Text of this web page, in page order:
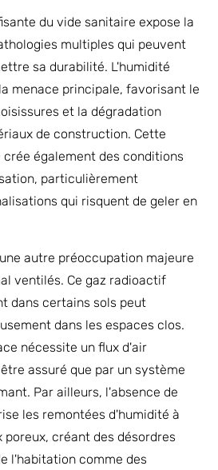
du vide sanitaire expose la
multiples qui peuvent
sa durabilité. L'humidité
menace principale, favorisant le
et la dégradation
de construction. Cette
également des conditions
particulièrement
qui risquent de geler en
autre préoccupation majeure
ventilés. Ce gaz radioactif
dans certains sols peut
dans les espaces clos.
nécessite un flux d'air
assuré que par un système
Par ailleurs, l'absence de
les remontées d'humidité à
créant des désordres
l'habitation comme des